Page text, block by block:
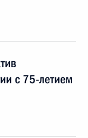
с 75-летием